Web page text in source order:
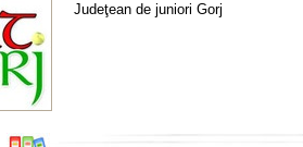
Judeţean de juniori Gorj